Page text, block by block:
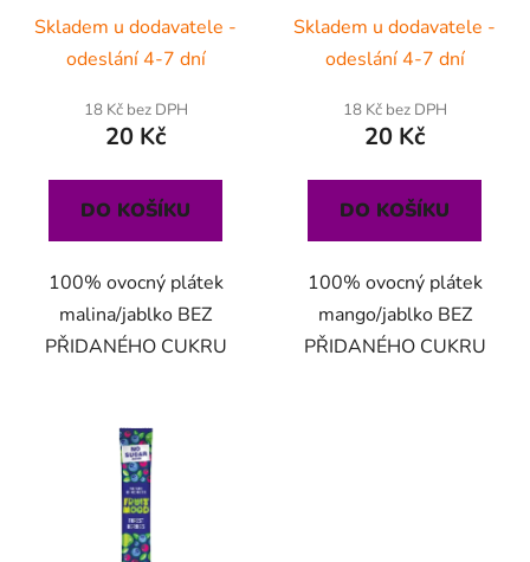
Skladem u dodavatele -
odeslání 4-7 dní
18 Kč bez DPH
20 Kč
DO KOŠÍKU
100% ovocný plátek
malina/jablko BEZ
PŘIDANÉHO CUKRU
Skladem u dodavatele -
odeslání 4-7 dní
18 Kč bez DPH
20 Kč
DO KOŠÍKU
100% ovocný plátek
mango/jablko BEZ
PŘIDANÉHO CUKRU